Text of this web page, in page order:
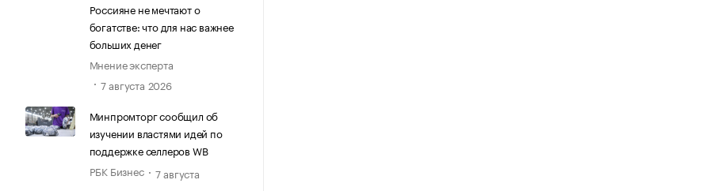
Россияне не мечтают о
богатстве: что для нас важнее
больших денег
Мнение эксперта
7 августа 2026
Минпромторг сообщил об
изучении властями идей по
поддержке селлеров WB
РБК Бизнес
7 августа